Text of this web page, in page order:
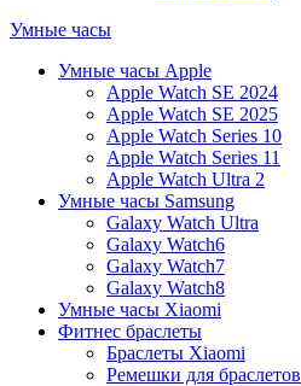
Умные часы
Умные часы Apple
Apple Watch SE 2024
Apple Watch SE 2025
Apple Watch Series 10
Apple Watch Series 11
Apple Watch Ultra 2
Умные часы Samsung
Galaxy Watch Ultra
Galaxy Watch6
Galaxy Watch7
Galaxy Watch8
Умные часы Xiaomi
Фитнес браслеты
Браслеты Xiaomi
Ремешки для браслетов